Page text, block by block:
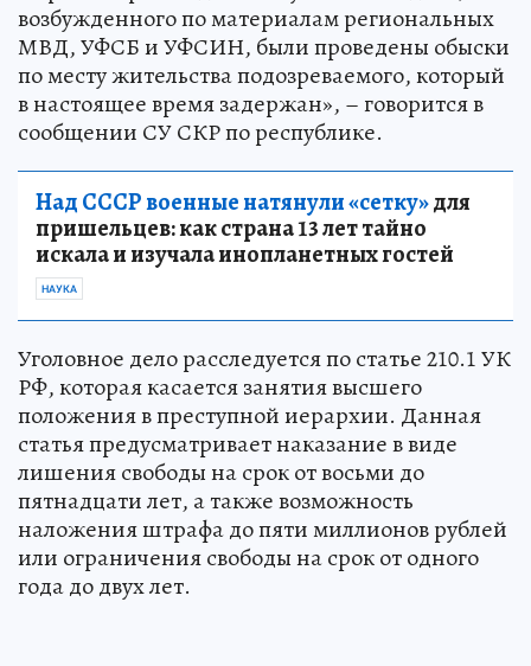
возбужденного по материалам региональных
МВД, УФСБ и УФСИН, были проведены обыски
по месту жительства подозреваемого, который
в настоящее время задержан», – говорится в
сообщении СУ СКР по республике.
Над СССР военные натянули «сетку»для
пришельцев: как страна 13 лет тайно
искала и изучала инопланетных гостей
НАУКА
Уголовное дело расследуется по статье 210.1 УК
РФ, которая касается занятия высшего
положения в преступной иерархии. Данная
статья предусматривает наказание в виде
лишения свободы на срок от восьми до
пятнадцати лет, а также возможность
наложения штрафа до пяти миллионов рублей
или ограничения свободы на срок от одного
года до двух лет.